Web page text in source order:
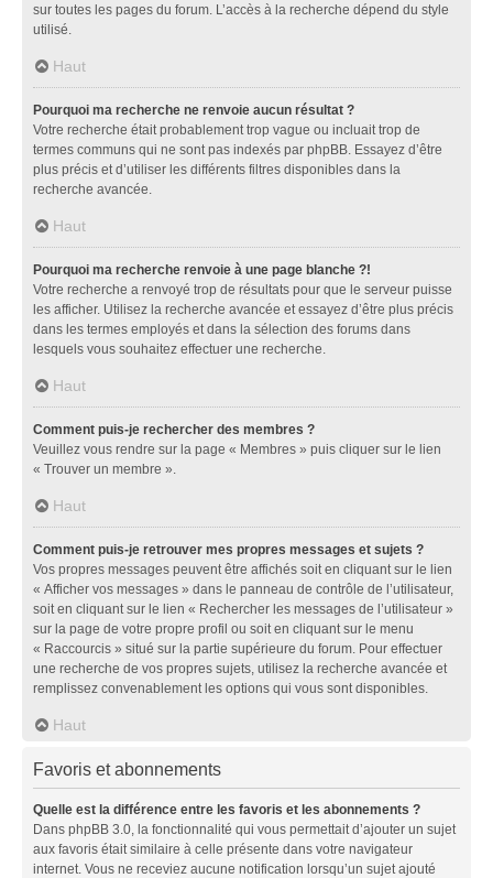
sur toutes les pages du forum. L’accès à la recherche dépend du style
utilisé.
Haut
Pourquoi ma recherche ne renvoie aucun résultat ?
Votre recherche était probablement trop vague ou incluait trop de
termes communs qui ne sont pas indexés par phpBB. Essayez d’être
plus précis et d’utiliser les différents filtres disponibles dans la
recherche avancée.
Haut
Pourquoi ma recherche renvoie à une page blanche ?!
Votre recherche a renvoyé trop de résultats pour que le serveur puisse
les afficher. Utilisez la recherche avancée et essayez d’être plus précis
dans les termes employés et dans la sélection des forums dans
lesquels vous souhaitez effectuer une recherche.
Haut
Comment puis-je rechercher des membres ?
Veuillez vous rendre sur la page « Membres » puis cliquer sur le lien
« Trouver un membre ».
Haut
Comment puis-je retrouver mes propres messages et sujets ?
Vos propres messages peuvent être affichés soit en cliquant sur le lien
« Afficher vos messages » dans le panneau de contrôle de l’utilisateur,
soit en cliquant sur le lien « Rechercher les messages de l’utilisateur »
sur la page de votre propre profil ou soit en cliquant sur le menu
« Raccourcis » situé sur la partie supérieure du forum. Pour effectuer
une recherche de vos propres sujets, utilisez la recherche avancée et
remplissez convenablement les options qui vous sont disponibles.
Haut
Favoris et abonnements
Quelle est la différence entre les favoris et les abonnements ?
Dans phpBB 3.0, la fonctionnalité qui vous permettait d’ajouter un sujet
aux favoris était similaire à celle présente dans votre navigateur
internet. Vous ne receviez aucune notification lorsqu’un sujet ajouté